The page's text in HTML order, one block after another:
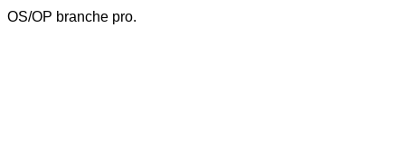
OS/OP branche pro.